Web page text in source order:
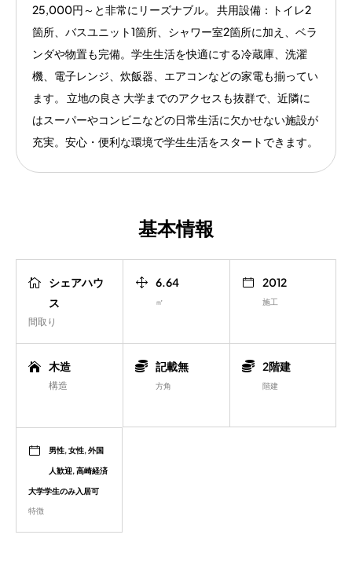
25,000円～と非常にリーズナブル。 共用設備：トイレ2
箇所、バスユニット1箇所、シャワー室2箇所に加え、ベラ
ンダや物置も完備。学生生活を快適にする冷蔵庫、洗濯
機、電子レンジ、炊飯器、エアコンなどの家電も揃ってい
ます。 立地の良さ 大学までのアクセスも抜群で、近隣に
はスーパーやコンビニなどの日常生活に欠かせない施設が
充実。安心・便利な環境で学生生活をスタートできます。
基本情報
シェアハウ
ス
間取り
6.64
㎡
2012
施工
木造
構造
記載無
方角
2階建
階建
男性, 女性, 外国
人歓迎, 高崎経済
大学学生のみ入居可
特徴